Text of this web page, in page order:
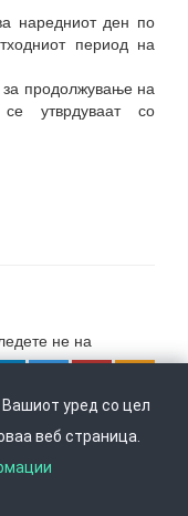
наредниот ден по
период на
продолжување на
утврдуваат со
не на
кат, 1000 Скопје,
149 |
уред со цел
веб страница.